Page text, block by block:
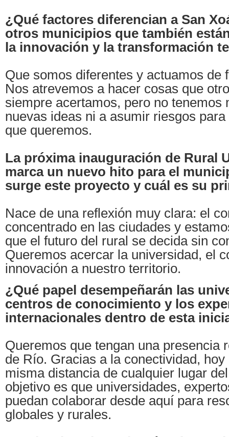
¿Qué factores diferencian a San
otros municipios que también
la innovación y la transformación
Que somos diferentes y actuamos de
Nos atrevemos a hacer cosas que
siempre acertamos, pero no tenemos
nuevas ideas ni a asumir riesgos
que queremos.
La próxima inauguración de Rural
marca un nuevo hito para el
surge este proyecto y cuál es su
Nace de una reflexión muy clara: el
concentrado en las ciudades y
que el futuro del rural se decida sin
Queremos acercar la universidad, el
innovación a nuestro territorio.
¿Qué papel desempeñarán las
centros de conocimiento y los
internacionales dentro de esta
Queremos que tengan una presencia
de Río. Gracias a la conectividad,
misma distancia de cualquier lugar
objetivo es que universidades,
puedan colaborar desde aquí para
globales y rurales.